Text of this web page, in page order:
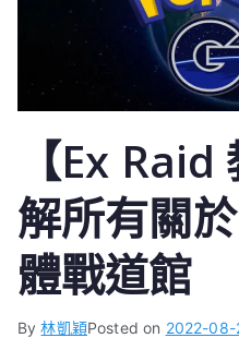
【Ex
解所有關
體戰道館
By林凱穎Posted on 2022-08-